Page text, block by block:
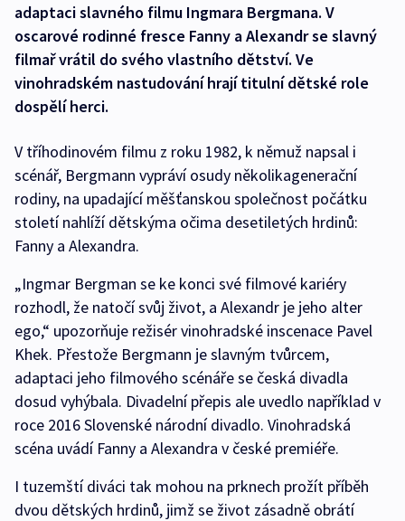
adaptaci slavného filmu Ingmara Bergmana. V
oscarové rodinné fresce Fanny a Alexandr se slavný
filmař vrátil do svého vlastního dětství. Ve
vinohradském nastudování hrají titulní dětské role
dospělí herci.
V tříhodinovém filmu z roku 1982, k němuž napsal i
scénář, Bergmann vypráví osudy několikagenerační
rodiny, na upadající měšťanskou společnost počátku
století nahlíží dětskýma očima desetiletých hrdinů:
Fanny a Alexandra.
„Ingmar Bergman se ke konci své filmové kariéry
rozhodl, že natočí svůj život, a Alexandr je jeho alter
ego,“ upozorňuje režisér vinohradské inscenace Pavel
Khek. Přestože Bergmann je slavným tvůrcem,
adaptaci jeho filmového scénáře se česká divadla
dosud vyhýbala. Divadelní přepis ale uvedlo například v
roce 2016 Slovenské národní divadlo. Vinohradská
scéna uvádí Fanny a Alexandra v české premiéře.
I tuzemští diváci tak mohou na prknech prožít příběh
dvou dětských hrdinů, jimž se život zásadně obrátí